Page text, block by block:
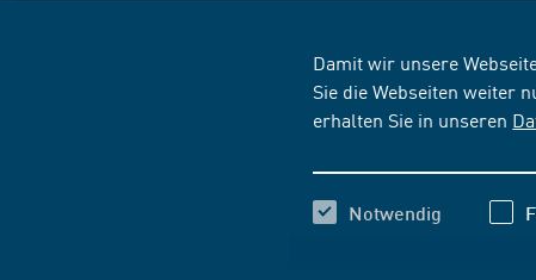
Damit wir unsere
Sie die Webseiten weiter
erhalten Sie in unseren
Notwendig